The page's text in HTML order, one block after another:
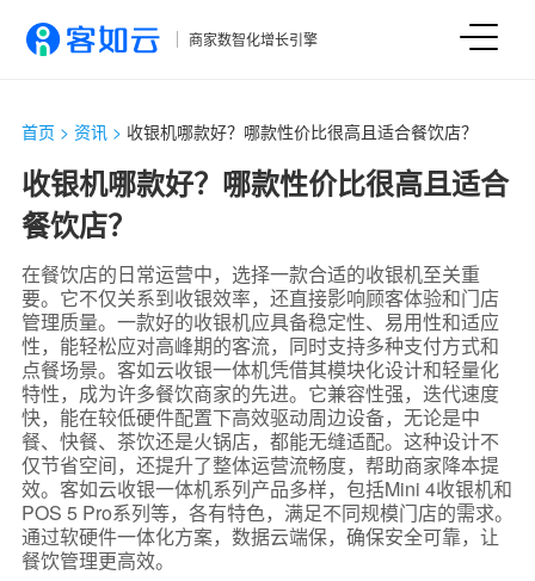
商家数智化增长引擎
首页 > 资讯> 收银机哪款好？哪款性价比很高且适合餐饮店？
收银机哪款好？哪款性价比很高且适合
餐饮店？
在餐饮店的日常运营中，选择一款合适的收银机至关重
要。它不仅关系到收银效率，还直接影响顾客体验和门店
管理质量。一款好的收银机应具备稳定性、易用性和适应
性，能轻松应对高峰期的客流，同时支持多种支付方式和
点餐场景。客如云收银一体机凭借其模块化设计和轻量化
特性，成为许多餐饮商家的先进。它兼容性强，迭代速度
快，能在较低硬件配置下高效驱动周边设备，无论是中
餐、快餐、茶饮还是火锅店，都能无缝适配。这种设计不
仅节省空间，还提升了整体运营流畅度，帮助商家降本提
效。客如云收银一体机系列产品多样，包括Mini 4收银机和
POS 5 Pro系列等，各有特色，满足不同规模门店的需求。
通过软硬件一体化方案，数据云端保，确保安全可靠，让
餐饮管理更高效。